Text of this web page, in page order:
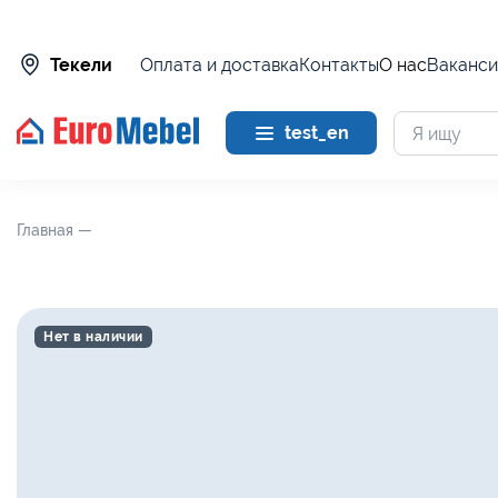
Текели Оплата и доставкаКонтактыО нас
test_en
Главная —
Нет в наличии